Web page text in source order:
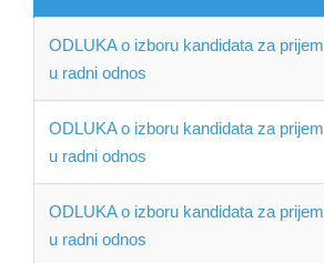
ODLUKA o izboru kandidata za prijem
u radni odnos
ODLUKA o izboru kandidata za prijem
u radni odnos
ODLUKA o izboru kandidata za prijem
u radni odnos